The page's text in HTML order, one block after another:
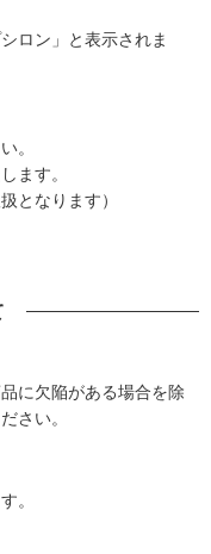
ロン」と表示されま
。
ます。
となります）
に欠陥がある場合を除
さい。
。